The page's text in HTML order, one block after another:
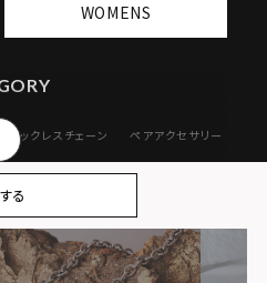
WOMENS
ネックレスチェーン ペアアクセサリー
ギフトボックス パーツ
る